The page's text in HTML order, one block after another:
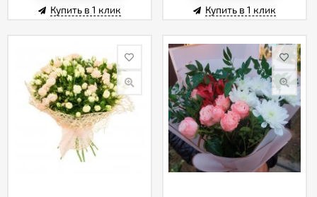
Купить в 1 клик Купить в 1 клик